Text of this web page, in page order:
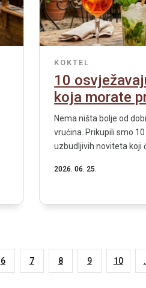
KOKTEL
10
koja morate
Nema ništa bolje od
vrućina. Prikupili smo
uzbudljivih noviteta koji
2026. 06. 25.
6 7 8 9 10